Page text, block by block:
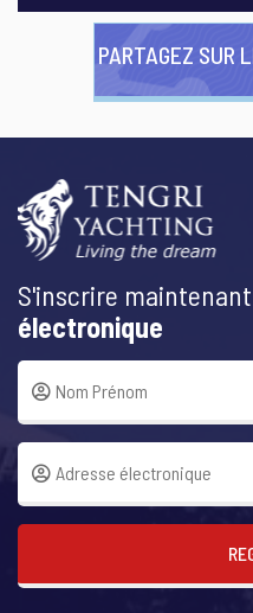
PARTAGEZ SUR
S'inscrire maintenant
électronique